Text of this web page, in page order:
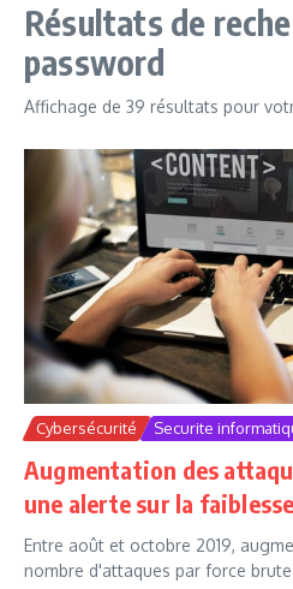
Résultats de
password
Affichage de 39 résultats pour
Cybersécurité Securite
Augmentation des
une alerte sur la
Entre août et octobre 2019,
nombre d'attaques par force